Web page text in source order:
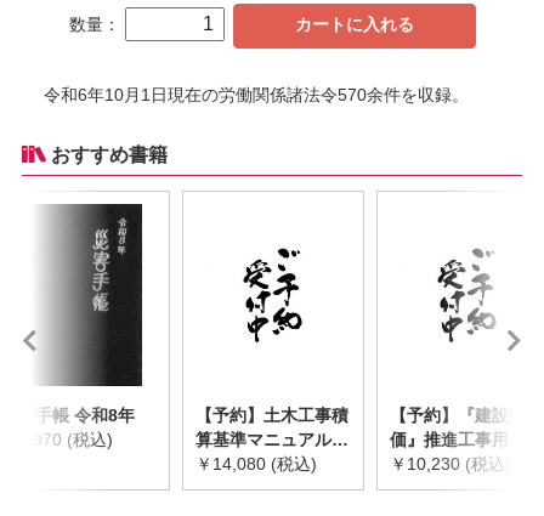
数量： カートに入れる
令和6年10月1日現在の労働関係諸法令570余件を収録。
おすすめ書籍
災害手帳 令和8年
￥2,970 (税込)
【予約】土木工事積
算基準マニュアル
令和8年度版
※2026年8月下旬発
￥14,080 (税込)
【予約】『建設物
価』推進工事用機械
器具等基礎価格表
2026年度版
￥10,230 (税込)